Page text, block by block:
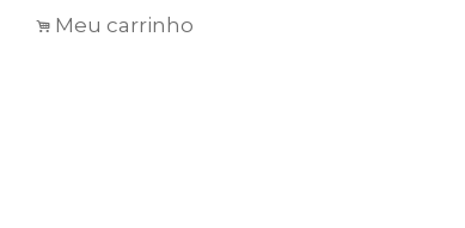
. Meu carrinho